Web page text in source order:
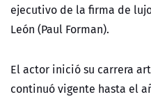
ejecutivo de la firma de
León (Paul Forman).
El actor inició su carrera
continuó vigente hasta el